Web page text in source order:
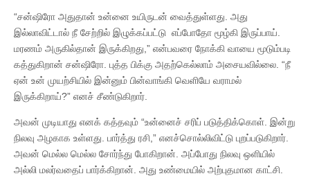
“சன்ஷிரோ அதுதான் உன்னை உயிருடன் வைத்துள்ளது. அது
இல்லாவிட்டால் நீ சேற்றில் இழுக்கப்பட்டு எப்போதோ மூழ்கி இருப்பாய்.
மரணம் அருகில்தான் இருக்கிறது,” என்பவரை நோக்கி வாயை மூடும்படி
கத்துகிறான் சன்ஷிரோ. புத்த பிக்கு அதற்கெல்லாம் அசையவில்லை. “நீ
ஏன் உன் முயற்சியில் இன்னும் பின்வாங்கி வெளியே வராமல்
இருக்கிறாய்?” எனச் சீண்டுகிறார்.
அவன் முடியாது எனக் கத்தவும் “உன்னைச் சரிப் படுத்திக்கொள். இன்று
நிலவு அழகாக உள்ளது. பார்த்து ரசி,” எனச்சொல்லிவிட்டு புறப்படுகிறார்.
அவன் மெல்ல மெல்ல சோர்ந்து போகிறான். அப்போது நிலவு ஒளியில்
அல்லி மலர்வதைப் பார்க்கிறான். அது உண்மையில் அற்புதமான காட்சி.